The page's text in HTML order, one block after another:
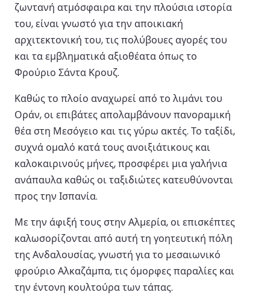
ζωντανή ατμόσφαιρα και την πλούσια ιστορία
του, είναι γνωστό για την αποικιακή
αρχιτεκτονική του, τις πολύβουες αγορές του
και τα εμβληματικά αξιοθέατα όπως το
Φρούριο Σάντα Κρουζ.
Καθώς το πλοίο αναχωρεί από το λιμάνι του
Οράν, οι επιβάτες απολαμβάνουν πανοραμική
θέα στη Μεσόγειο και τις γύρω ακτές. Το ταξίδι,
συχνά ομαλό κατά τους ανοιξιάτικους και
καλοκαιρινούς μήνες, προσφέρει μια γαλήνια
ανάπαυλα καθώς οι ταξιδιώτες κατευθύνονται
προς την Ισπανία.
Με την άφιξή τους στην Αλμερία, οι επισκέπτες
καλωσορίζονται από αυτή τη γοητευτική πόλη
της Ανδαλουσίας, γνωστή για το μεσαιωνικό
φρούριο Αλκαζάμπα, τις όμορφες παραλίες και
την έντονη κουλτούρα των τάπας.